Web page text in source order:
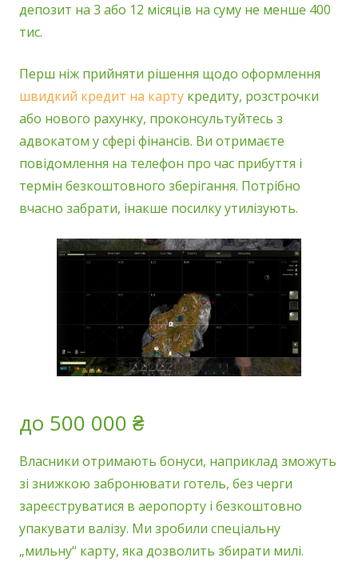
депозит на 3 або 12 місяців на суму не менше 400
тис.
Перш ніж прийняти рішення щодо оформлення
швидкий кредит на карту кредиту, розстрочки
або нового рахунку, проконсультуйтесь з
адвокатом у сфері фінансів. Ви отримаєте
повідомлення на телефон про час прибуття і
термін безкоштовного зберігання. Потрібно
вчасно забрати, інакше посилку утилізують.
до 500 000 ₴
Власники отримають бонуси, наприклад зможуть
зі знижкою забронювати готель, без черги
зареєструватися в аеропорту і безкоштовно
упакувати валізу. Ми зробили спеціальну
„мильну“ карту, яка дозволить збирати милі.